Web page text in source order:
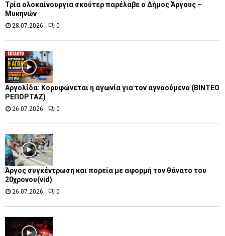
Τρία ολοκαίνουργια σκούτερ παρέλαβε o Δήμος Άργους –
Μυκηνών
28.07.2026 0
Αργολίδα: Κορυφώνεται η αγωνία για τον αγνοούμενο (ΒΙΝΤΕΟ
ΡΕΠΟΡΤΑΖ)
26.07.2026 0
Άργος συγκέντρωση και πορεία με αφορμή τον θάνατο του
20χρονου(vid)
26.07.2026 0